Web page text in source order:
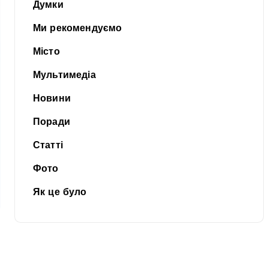
Думки
Ми рекомендуємо
Місто
Мультимедіа
Новини
Поради
Статті
Фото
Як це було